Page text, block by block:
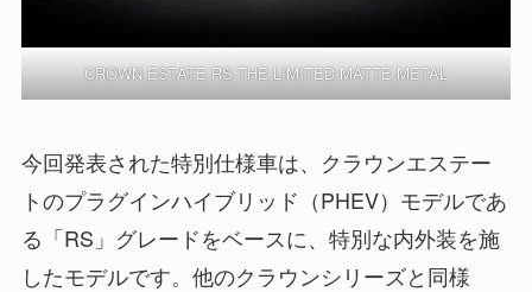
CROWN ESTATE RS THE LIMITED-MATTE METAL
今回発表された特別仕様車は、クラウンエステー
トのプラグインハイブリッド（PHEV）モデルであ
る「RS」グレードをベースに、特別な内外装を施
したモデルです。他のクラウンシリーズと同様